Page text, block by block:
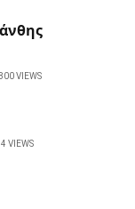
VIEWS
VIEWS